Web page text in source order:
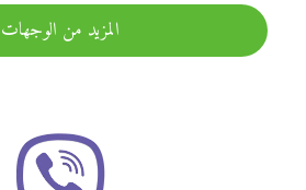
المزيد من الوجهات